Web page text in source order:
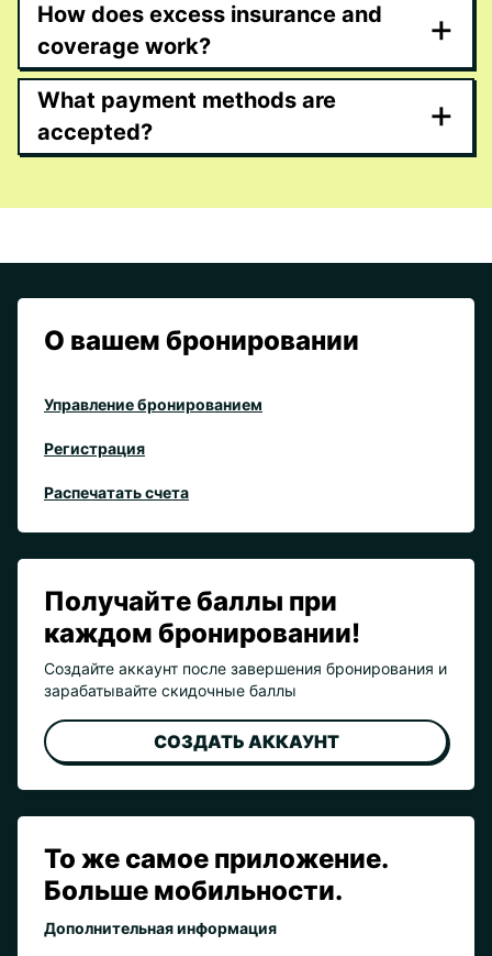
How does excess insurance and
coverage work?
+
What payment methods are
accepted?
+
О вашем бронировании
Управление бронированием
Регистрация
Распечатать счета
Получайте баллы при
каждом бронировании!
Создайте аккаунт после завершения бронирования и
зарабатывайте скидочные баллы
СОЗДАТЬ АККАУНТ
То же самое приложение.
Больше мобильности.
Дополнительная информация